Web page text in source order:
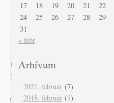
17
18 19 20 21 22
24
25 26 27 28 29
31
« febr
Arhívum
2021. február (7)
2018. február (1)